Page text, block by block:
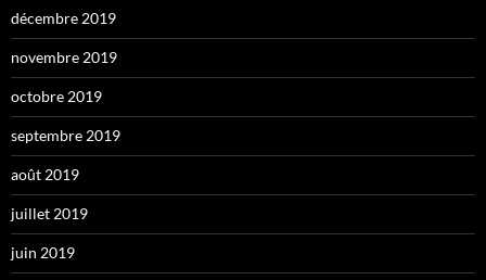
décembre 2019
novembre 2019
octobre 2019
septembre 2019
août 2019
juillet 2019
juin 2019